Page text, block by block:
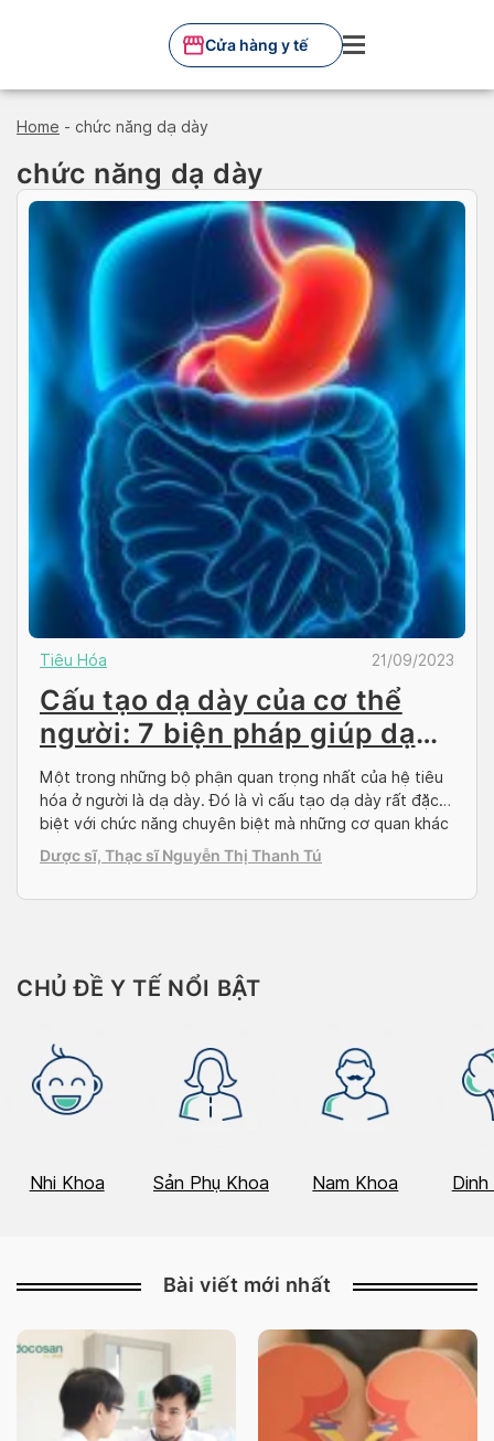
Cửa hàng y tế
Home - chức năng dạ dày
chức năng dạ dày
Tiêu Hóa 21/09/2023
Cấu tạo dạ dày của cơ thể
người: 7 biện pháp giúp dạ
dày luôn khỏe mạnh
Một trong những bộ phận quan trọng nhất của hệ tiêu
hóa ở người là dạ dày. Đó là vì cấu tạo dạ dày rất đặc
biệt với chức năng chuyên biệt mà những cơ quan khác
không thể thay thế được. Một người cắt đi một phần
hoặc toàn bộ dạ dày sẽ ảnh […]
Dược sĩ, Thạc sĩ Nguyễn Thị Thanh Tú
CHỦ ĐỀ Y TẾ NỔI BẬT
Nhi Khoa Sản Phụ Khoa Nam Khoa Dinh
Bài viết mới nhất